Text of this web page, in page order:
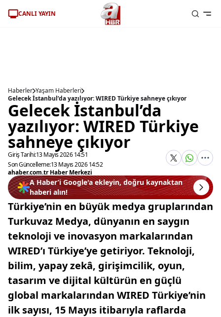
CANLI YAYIN
Haberler Yaşam Haberleri
Gelecek İstanbul’da yazılıyor: WIRED Türkiye sahneye çıkıyor
Gelecek İstanbul’da
yazılıyor: WIRED Türkiye
sahneye çıkıyor
Giriş Tarihi:13 Mayıs 2026 14:51
Son Güncelleme:13 Mayıs 2026 14:52
ahaber.com.tr Haber Merkezi
A Haber’i Google'a ekleyin, doğru kaynaktan
haberi alın!
Türkiye’nin en büyük medya gruplarından
Turkuvaz Medya, dünyanın en saygın
teknoloji ve inovasyon markalarından
WIRED’ı Türkiye’ye getiriyor. Teknoloji,
bilim, yapay zekâ, girişimcilik, oyun,
tasarım ve dijital kültürün en güçlü
global markalarından WIRED Türkiye’nin
ilk sayısı, 15 Mayıs itibarıyla raflarda